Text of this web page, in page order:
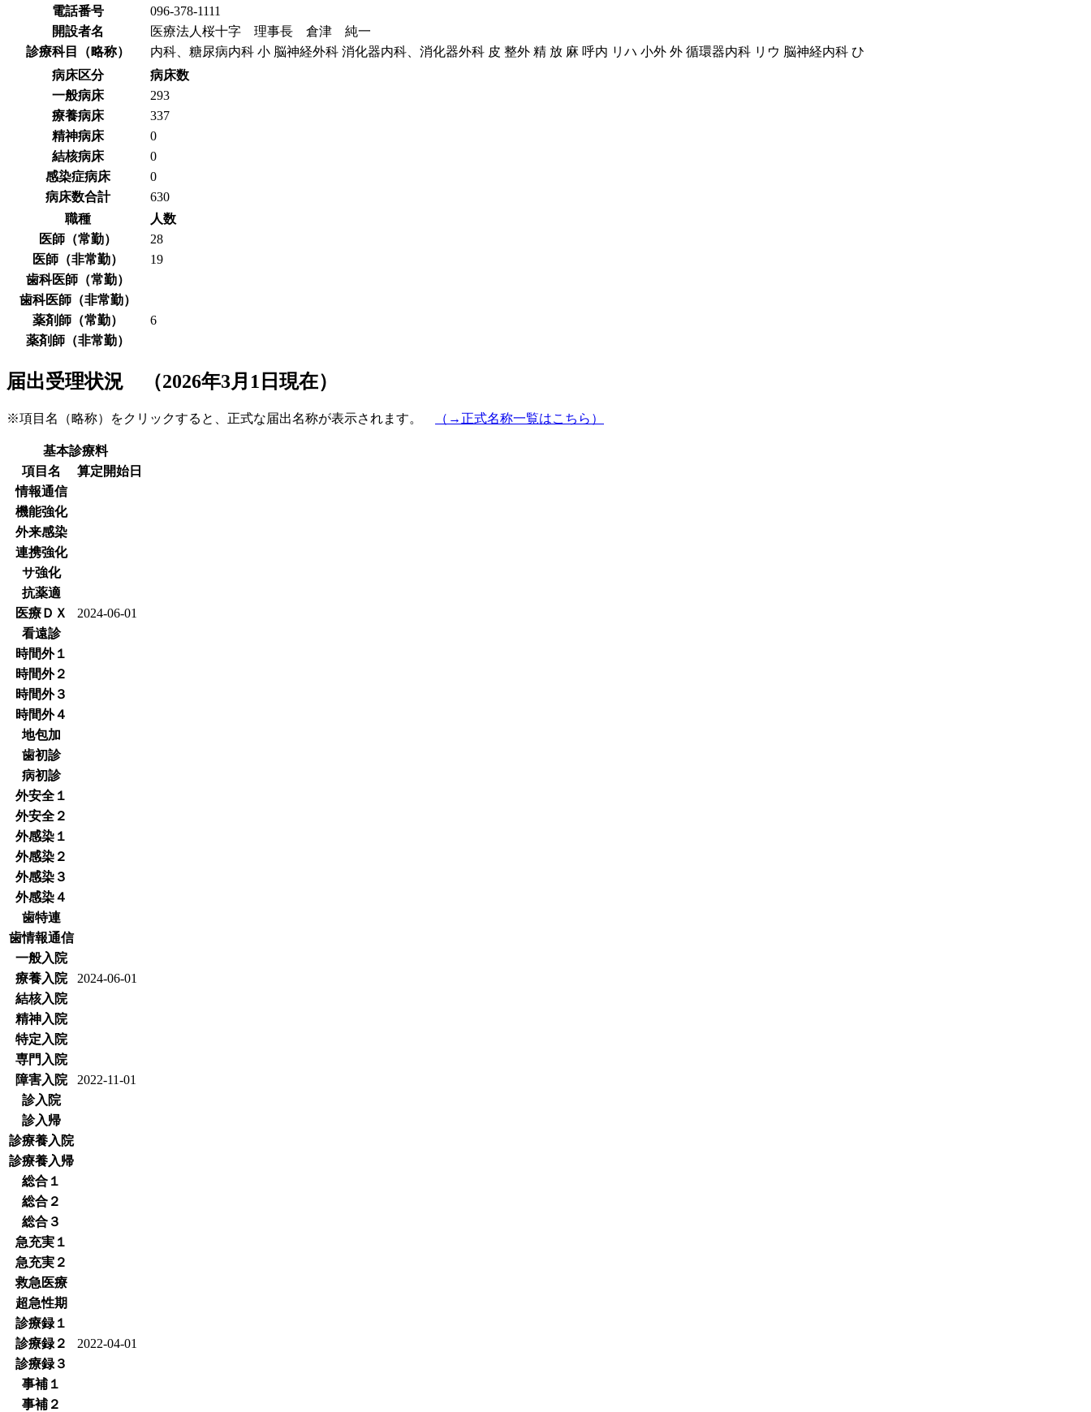
電話番号
096-378-1111
開設者名
医療法人桜十字 理事長 倉津 純一
診療科目（略称）
内科、糖尿病内科 小 脳神経外科 消化器内科、消化器外科 皮 整外 精 放 麻 呼内 リハ 小外 外 循環器内科 リウ 脳神経内科 ひ
病床区分
病床数
一般病床
293
療養病床
337
精神病床
0
結核病床
0
感染症病床
0
病床数合計
630
職種
人数
医師（常勤）
28
医師（非常勤）
19
歯科医師（常勤）
歯科医師（非常勤）
薬剤師（常勤）
6
薬剤師（非常勤）
届出受理状況 （2026年3月1日現在）
※項目名（略称）をクリックすると、正式な届出名称が表示されます。 （→正式名称一覧はこちら）
基本診療料
項目名
算定開始日
情報通信
機能強化
外来感染
連携強化
サ強化
抗薬適
医療ＤＸ
2024-06-01
看遠診
時間外１
時間外２
時間外３
時間外４
地包加
歯初診
病初診
外安全１
外安全２
外感染１
外感染２
外感染３
外感染４
歯特連
歯情報通信
一般入院
療養入院
2024-06-01
結核入院
精神入院
特定入院
専門入院
障害入院
2022-11-01
診入院
診入帰
診療養入院
診療養入帰
総合１
総合２
総合３
急充実１
急充実２
救急医療
超急性期
診療録１
診療録２
2022-04-01
診療録３
事補１
事補２